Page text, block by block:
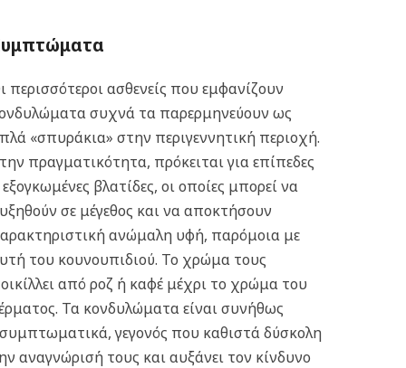
περισσότεροι ασθενείς που εμφανίζουν
συχνά τα παρερμηνεύουν ως
«σπυράκια» στην περιγεννητική περιοχή.
πραγματικότητα, πρόκειται για επίπεδες
βλατίδες, οι οποίες μπορεί να
σε μέγεθος και να αποκτήσουν
ανώμαλη υφή, παρόμοια με
του κουνουπιδιού. Το χρώμα τους
από ροζ ή καφέ μέχρι το χρώμα του
Τα κονδυλώματα είναι συνήθως
γεγονός που καθιστά δύσκολη
αναγνώρισή τους και αυξάνει τον κίνδυνο